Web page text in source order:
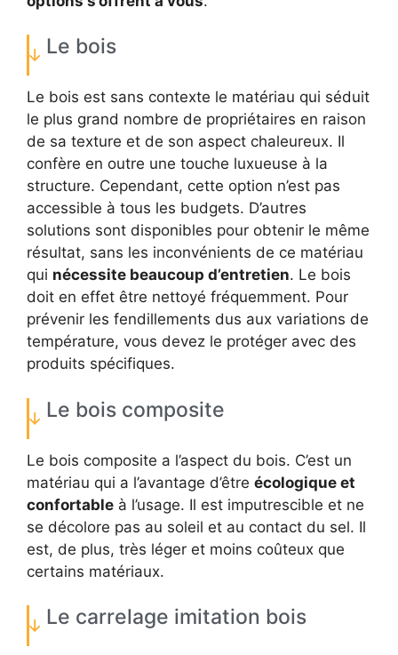
Le bois
Le bois est sans contexte le matériau qui séduit
le plus grand nombre de propriétaires en raison
de sa texture et de son aspect chaleureux. Il
confère en outre une touche luxueuse à la
structure. Cependant, cette option n’est pas
accessible à tous les budgets. D’autres
solutions sont disponibles pour obtenir le même
résultat, sans les inconvénients de ce matériau
qui nécessite beaucoup d’entretien. Le bois
doit en effet être nettoyé fréquemment. Pour
prévenir les fendillements dus aux variations de
température, vous devez le protéger avec des
produits spécifiques.
Le bois composite
Le bois composite a l’aspect du bois. C’est un
matériau qui a l’avantage d’être écologique et
confortable à l’usage. Il est imputrescible et ne
se décolore pas au soleil et au contact du sel. Il
est, de plus, très léger et moins coûteux que
certains matériaux.
Le carrelage imitation bois